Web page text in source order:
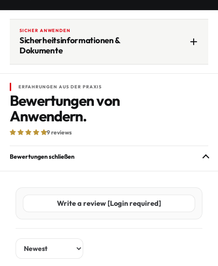
SICHER ANWENDEN
Sicherheitsinformationen &
Dokumente
ERFAHRUNGEN AUS DER PRAXIS
Bewertungen von
Anwendern.
9 reviews
Bewertungen schließen
Write a review [Login required]
Sort by